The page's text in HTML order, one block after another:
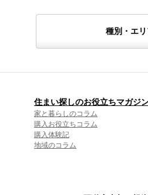
種別・エ
住まい探しのお役立ちマガジ
家と暮らしのコラム
購入お役立ちコラム
購入体験記
地域のコラム